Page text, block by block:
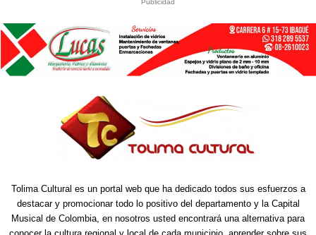
Publicidad
Tolima Cultural es un portal web que ha dedicado todos sus esfuerzos a
destacar y promocionar todo lo positivo del departamento y la Capital
Musical de Colombia, en nosotros usted encontrará una alternativa para